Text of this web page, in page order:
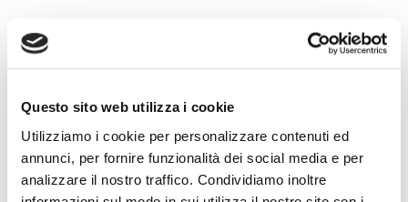
Questo sito web utilizza i cookie
Utilizziamo i cookie per personalizzare contenuti ed
annunci, per fornire funzionalità dei social media e per
analizzare il nostro traffico. Condividiamo inoltre
DESCRIZIONE DEGLI INTERVENTI CON RACCOLTA
APERTA
CHIUSA
BALLO PUBBLICO 2024